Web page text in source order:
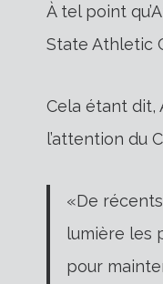
À tel point
State Athletic
Cela étant dit,
l’attention du
«De
lumière les
pour